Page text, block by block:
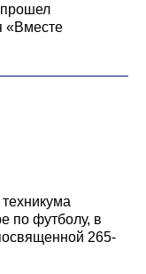
«Вместе
по футболу, в
265-